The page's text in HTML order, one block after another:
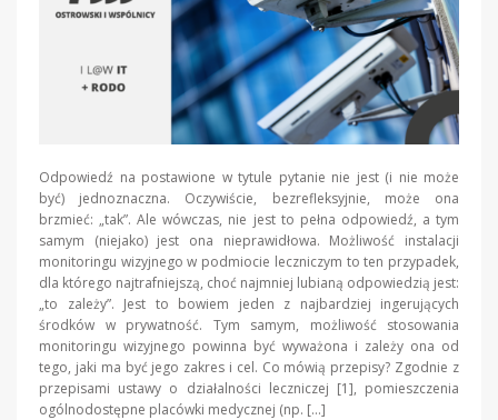
Odpowiedź na postawione w tytule pytanie nie jest (i nie może
być) jednoznaczna. Oczywiście, bezrefleksyjnie, może ona
brzmieć: „tak”. Ale wówczas, nie jest to pełna odpowiedź, a tym
samym (niejako) jest ona nieprawidłowa. Możliwość instalacji
monitoringu wizyjnego w podmiocie leczniczym to ten przypadek,
dla którego najtrafniejszą, choć najmniej lubianą odpowiedzią jest:
„to zależy”. Jest to bowiem jeden z najbardziej ingerujących
środków w prywatność. Tym samym, możliwość stosowania
monitoringu wizyjnego powinna być wyważona i zależy ona od
tego, jaki ma być jego zakres i cel. Co mówią przepisy? Zgodnie z
przepisami ustawy o działalności leczniczej [1], pomieszczenia
ogólnodostępne placówki medycznej (np. […]